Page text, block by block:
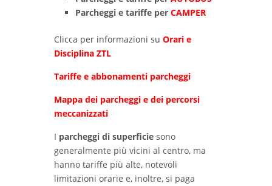
Parcheggi e tariffe per CAMPER
Clicca per informazioni su Orari e
Disciplina ZTL
Tariffe e abbonamenti parcheggi
Mappa dei parcheggi e dei percorsi
meccanizzati
I parcheggi di superficie sono
generalmente più vicini al centro, ma
hanno tariffe più alte, notevoli
limitazioni orarie e, inoltre, si paga